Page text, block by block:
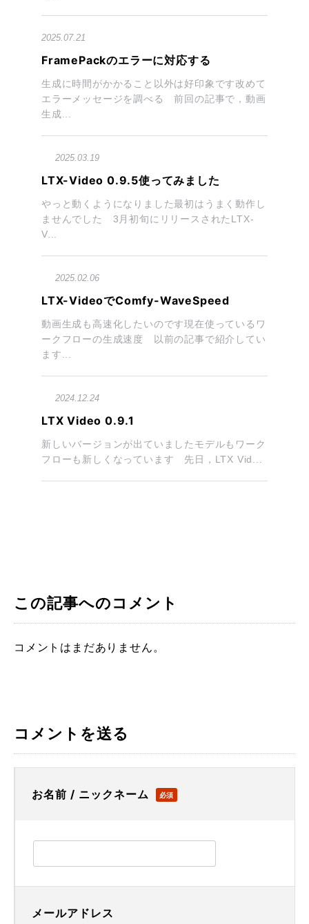
2025.07.21
FramePackのエラーに対応する
生成に時間がかかること以外は好印象です改めて
エラーメッセージを調べる 前回の記事で，動画
生成...
2025.03.19
LTX-Video 0.9.5使ってみました
やっと動くようになりました最初はうまく動作し
ませんでした 3月初旬にリリースされたLTX-
V...
2025.02.06
LTX-VideoでComfy-WaveSpeed
動画生成も高速化したいのです現在使っているワ
ークフローの生成速度 以前の記事で紹介してい
ます...
2024.12.24
LTX Video 0.9.1
新しいバージョンが出ていましたモデルもワーク
フローも新しくなっています 先日，LTX Vid...
この記事へのコメント
コメントはまだありません。
コメントを送る
お名前 / ニックネーム 必須
メールアドレス